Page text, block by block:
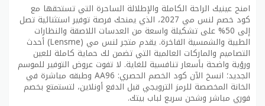
امنح عينيك الراحة الكاملة والإطلالة الساحرة التي تستحقها مع
كود خصم لنس مي 2027، الذي يمنحك فرصة توفير استثنائية تصل
إلى 50% على تشكيلة واسعة من العدسات اللاصقة والنظارات
الطبية والشمسية الفاخرة. يقدم متجر لنس مي (Lensme) أحدث
التصاميم والماركات العالمية التي تضمن لك حماية كاملة للعين
ورؤية واضحة بأسعار تنافسية للغاية. لا تفوت عروض التوفير للموسم
الجديد؛ انسخ الآن كود الخصم الحصري: AA96 وطبقه مباشرة في
الخانة المخصصة للرمز الترويجي قبل الدفع أونلاين، لتستمتع بخصم
فوري مباشر وشحن سريع لباب بيتك.